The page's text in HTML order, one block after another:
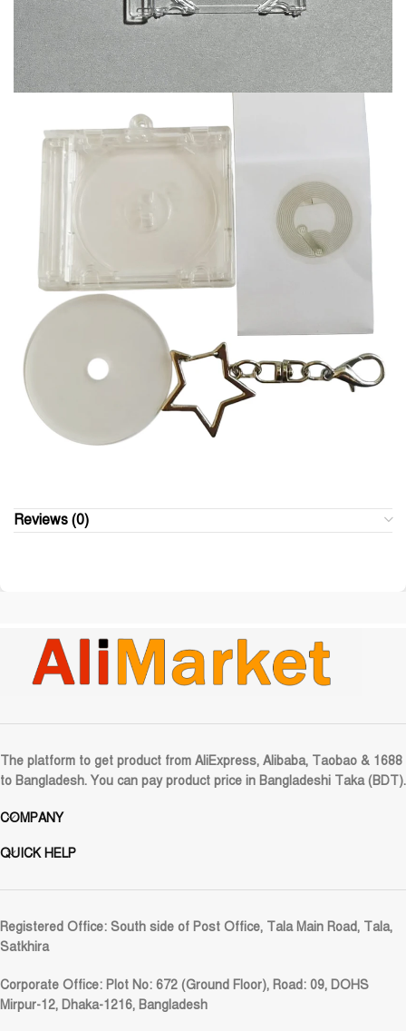
Reviews (0)
The platform to get product from AliExpress, Alibaba, Taobao & 1688
to Bangladesh. You can pay product price in Bangladeshi Taka (BDT).
COMPANY
QUICK HELP
Registered Office: South side of Post Office, Tala Main Road, Tala,
Satkhira
Corporate Office: Plot No: 672 (Ground Floor), Road: 09, DOHS
Mirpur-12, Dhaka-1216, Bangladesh